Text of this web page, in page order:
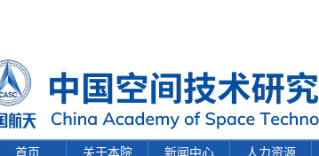
首页 关于本院 新闻中心 人力资源